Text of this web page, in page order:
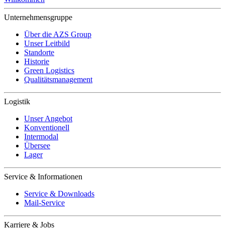
Unternehmensgruppe
Über die AZS Group
Unser Leitbild
Standorte
Historie
Green Logistics
Qualitätsmanagement
Logistik
Unser Angebot
Konventionell
Intermodal
Übersee
Lager
Service & Informationen
Service & Downloads
Mail-Service
Karriere & Jobs